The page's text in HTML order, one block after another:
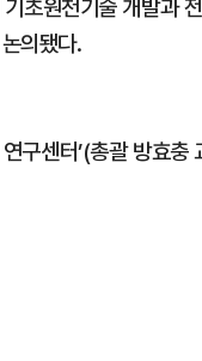
초원천기술 개발과
의됐다.
구센터’(총괄 방효